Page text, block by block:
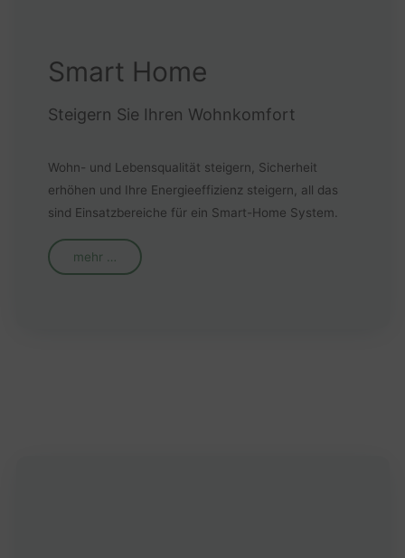
Smart Home
Steigern Sie Ihren Wohnkomfort
Wohn- und Lebensqualität steigern, Sicherheit
erhöhen und Ihre Energieeffizienz steigern, all das
sind Einsatzbereiche für ein Smart-Home System.
mehr …